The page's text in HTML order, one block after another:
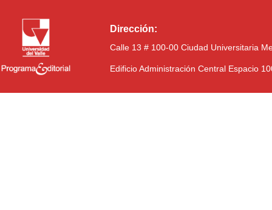
Dirección:
Calle 13 # 100-00 Ciudad Universitaria
Edificio Administración Central Espacio